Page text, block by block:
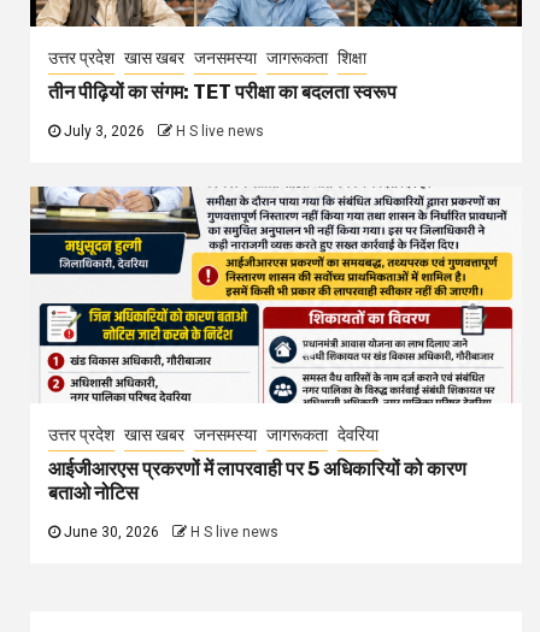
उत्तर प्रदेश खास खबर जनसमस्या जागरूकता शिक्षा
तीन पीढ़ियों का संगम: TET परीक्षा का बदलता स्वरूप
July 3, 2026 H S live news
उत्तर प्रदेश खास खबर जनसमस्या जागरूकता देवरिया
आईजीआरएस प्रकरणों में लापरवाही पर 5 अधिकारियों को कारण
बताओ नोटिस
June 30, 2026 H S live news